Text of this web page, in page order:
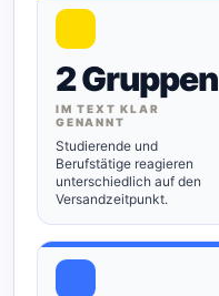
2 Gruppen
IM TEXT KLAR
GENANNT
Studierende und
Berufstätige reagieren
unterschiedlich auf den
Versandzeitpunkt.